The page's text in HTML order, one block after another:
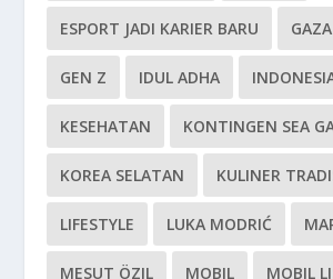
ESPORT JADI KARIER BARU GAZA
GEN Z IDUL ADHA
KESEHATAN KONTINGEN SEA
KOREA SELATAN KULINER
LIFESTYLE LUKA MODRIĆ
MESUT ÖZIL MOBIL MOBIL